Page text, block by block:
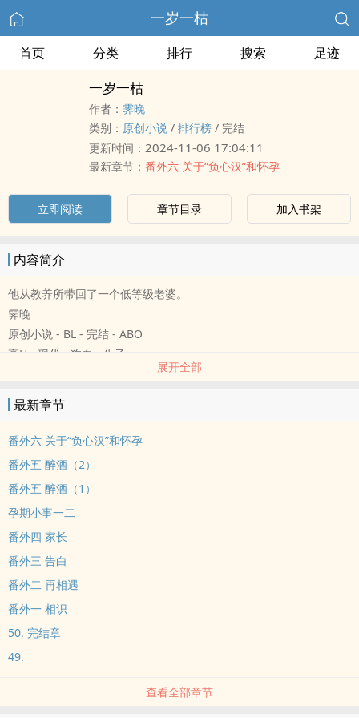
一岁一枯
首页 分类 排行 搜索 足迹
一岁一枯
作者： 霁晚
类别： 原创小说 / 排行榜 / 完结
更新时间： 2024-11-06 17:04:11
最新章节： 番外六 关于“负心汉”和怀孕
立即阅读 章节目录 加入书架
内容简介
他从教养所带回了一个低等级老婆。
霁晚
原创小说 - BL - 完结 - ABO
‍‌高‍H‌‎ - 现代 - 狗血 - 生子
钢铁直男骄傲攻 x 甜软娇萌可怜受
仲岁被催生小孩的第三年。
但匹配系统一定是出错了！S级怎幺会跟C级匹配！
他出于私心，只好把见不得人的小‍‎美‍人‎关进了地下室圈养。
……
论S级直攻如何放下骄傲接受一个普通人？
论老婆为什幺会越来越香？
仲岁x木荣
工具人出现的副cp：温柔帅军医林逸品x温柔大‍‎美‍人‎春识
正文简单做了修改，可能与网络盗版有出入，自行斟酌。
没有AO平权，不喜欢早日退出，谢谢，大家互不为难。
展开全部
最新章节
番外六 关于“负心汉”和怀孕
番外五 醉酒（2）
番外五 醉酒（1）
孕期小事一二
番外四 家长
番外三 告白
番外二 再相遇
番外一 相识
50. 完结章
49.
查看全部章节